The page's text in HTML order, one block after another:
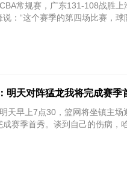
常规赛，广东131-108战胜上
：“这个赛季的第四场比赛，
明天对阵猛龙我将完成赛季
天早上7点30，篮网将坐镇主
赛季首秀。谈到自己的伤病，